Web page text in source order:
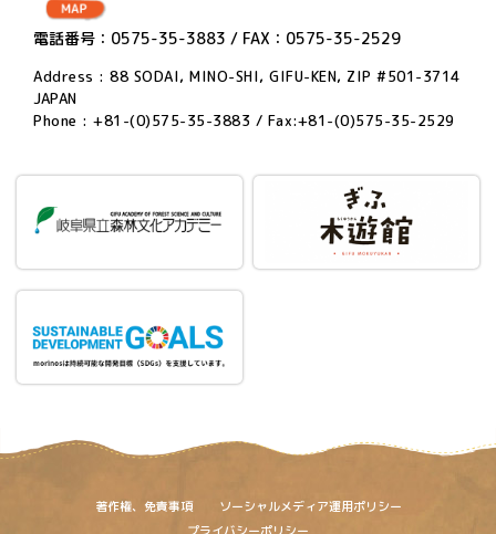
電話番号：0575-35-3883 / FAX：0575-35-2529
Address : 88 SODAI, MINO-SHI, GIFU-KEN, ZIP #501-3714
JAPAN
Phone : +81-(0)575-35-3883 / Fax:+81-(0)575-35-2529
著作権、免責事項
ソーシャルメディア運用ポリシー